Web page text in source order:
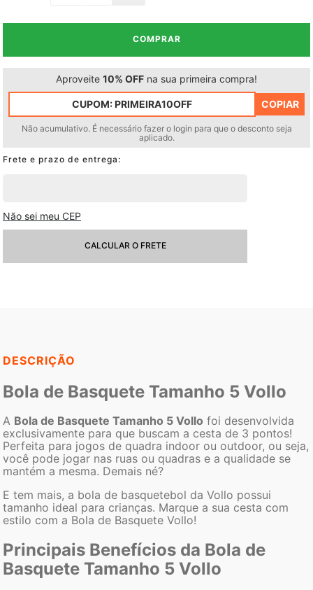
COMPRAR
Aproveite 10% OFF na sua primeira compra!
CUPOM:PRIMEIRA10OFF COPIAR
Não acumulativo. É necessário fazer o login para que o desconto seja
aplicado.
Não sei meu CEP
CALCULAR O FRETE
DESCRIÇÃO
Bola de Basquete Tamanho 5 Vollo
A Bola de Basquete Tamanho 5 Vollo foi desenvolvida
exclusivamente para que buscam a cesta de 3 pontos!
Perfeita para jogos de quadra indoor ou outdoor, ou seja,
você pode jogar nas ruas ou quadras e a qualidade se
mantém a mesma. Demais né?
E tem mais, a bola de basquetebol da Vollo possui
tamanho ideal para crianças. Marque a sua cesta com
estilo com a Bola de Basquete Vollo!
Principais Benefícios da Bola de
Basquete Tamanho 5 Vollo